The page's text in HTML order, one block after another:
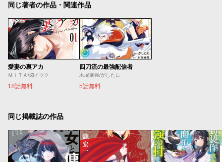
同じ著者の作品・関連作品
愛妻の裏アカ
ＭＩＴＡ/図イツク
18話無料
四刀流の最強配信者
木塚麻弥/がしたに
5話無料
同じ掲載誌の作品